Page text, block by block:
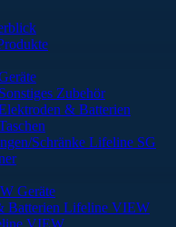
Zubehör
& Batterien
Schränke Lifeline SG
Geräte
Batterien Lifeline VIEW
VIEW